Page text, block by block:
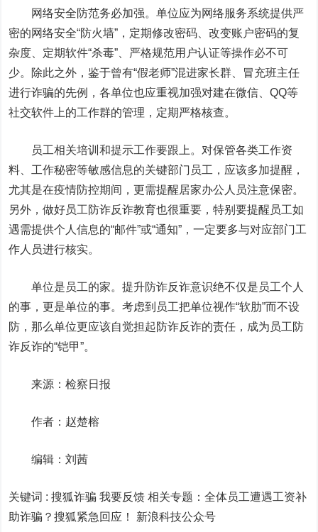
网络安全防范务必加强。单位应为网络服务系统提供严
密的网络安全“防火墙”，定期修改密码、改变账户密码的复
杂度、定期软件“杀毒”、严格规范用户认证等操作必不可
少。除此之外，鉴于曾有“假老师”混进家长群、冒充班主任
进行诈骗的先例，各单位也应重视加强对建在微信、QQ等
社交软件上的工作群的管理，定期严格核查。
员工相关培训和提示工作要跟上。对保管各类工作资
料、工作秘密等敏感信息的关键部门员工，应该多加提醒，
尤其是在疫情防控期间，更需提醒居家办公人员注意保密。
另外，做好员工防诈反诈教育也很重要，特别要提醒员工如
遇需提供个人信息的“邮件”或“通知”，一定要多与对应部门工
作人员进行核实。
单位是员工的家。提升防诈反诈意识绝不仅是员工个人
的事，更是单位的事。考虑到员工把单位视作“软肋”而不设
防，那么单位更应该自觉担起防诈反诈的责任，成为员工防
诈反诈的“铠甲”。
来源：检察日报
作者：赵楚榕
编辑：刘茜
关键词 :搜狐诈骗 我要反馈相关专题：全体员工遭遇工资补
助诈骗？搜狐紧急回应！ 新浪科技公众号